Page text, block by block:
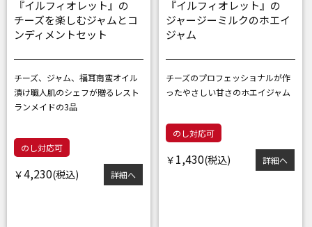
『イルフィオレット』の
チーズを楽しむジャムとコ
ンディメントセット
チーズ、ジャム、福耳南蛮オイル
漬け職人肌のシェフが贈るレスト
ランメイドの3品
のし対応可
￥4,230 詳細へ
『イルフィオレット』の
ジャージーミルクのホエイ
ジャム
チーズのプロフェッショナルが作
ったやさしい甘さのホエイジャム
のし対応可
￥ 1,430 詳細へ